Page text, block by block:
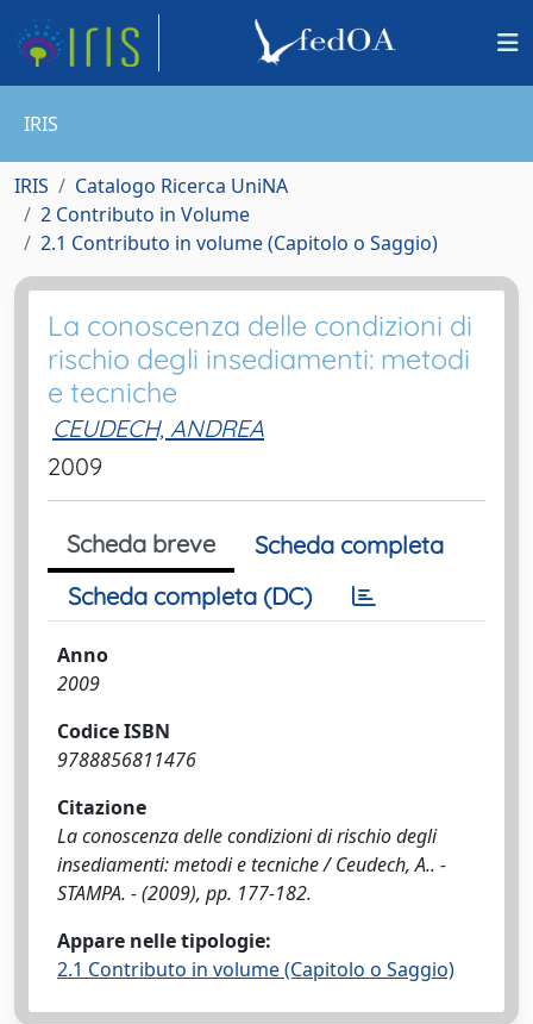
IRIS
IRIS
Catalogo Ricerca UniNA
2 Contributo in Volume
2.1 Contributo in volume (Capitolo o Saggio)
La conoscenza delle condizioni di
rischio degli insediamenti: metodi
e tecniche
CEUDECH, ANDREA
2009
Scheda breve
Scheda completa
Scheda completa (DC)
Anno
2009
Codice ISBN
9788856811476
Citazione
La conoscenza delle condizioni di rischio degli
insediamenti: metodi e tecniche / Ceudech, A.. -
STAMPA. - (2009), pp. 177-182.
Appare nelle tipologie:
2.1 Contributo in volume (Capitolo o Saggio)